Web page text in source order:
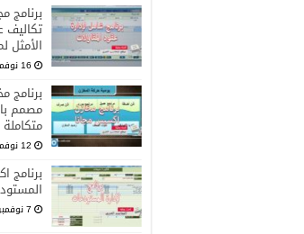
برنامج
تكاليف
الأمثل
16 نوفمبر، 2024
برنامج
مصمم
12 نوفمبر، 2024
برنامج
7 نوفمبر، 2024